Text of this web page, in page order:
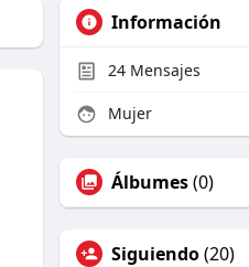
Información
24 Mensajes
Mujer
Álbumes(0)
Siguiendo(20)